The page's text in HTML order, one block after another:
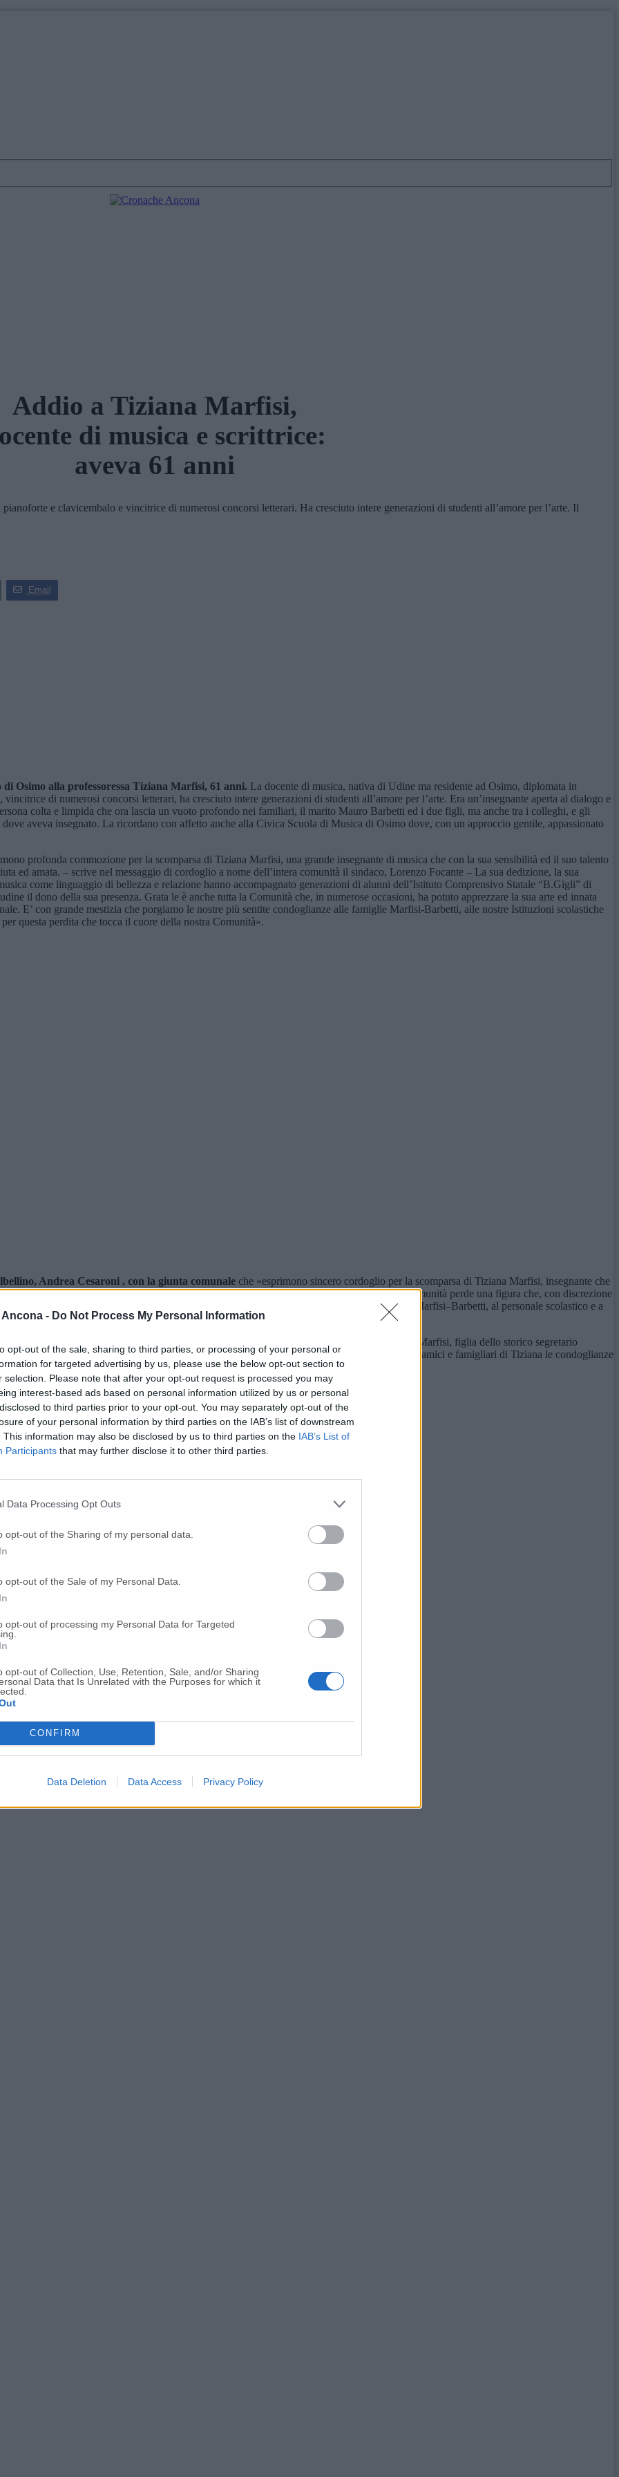
- Do Not Process My Personal Information
opt-out of the sale, sharing to third parties, or processing of your personal or
for targeted advertising by us, please use the below opt-out section to
selection. Please note that after your opt-out request is processed you may
interest-based ads based on personal information utilized by us or personal
to third parties prior to your opt-out. You may separately opt-out of the
of your personal information by third parties on the IAB’s list of downstream
This information may also be disclosed by us to third parties on the IAB’s List of
Participants that may further disclose it to other third parties.
Data Processing Opt Outs
opt-out of the Sharing of my personal data.
opt-out of the Sale of my Personal Data.
opt-out of processing my Personal Data for Targeted
opt-out of Collection, Use, Retention, Sale, and/or Sharing
Data that Is Unrelated with the Purposes for which it
CONFIRM
Data Deletion Data Access Privacy Policy
Addio a Tiziana Marfisi,
di musica e scrittrice:
aveva 61 anni
e clavicembalo e vincitrice di numerosi concorsi letterari. Ha cresciuto intere generazioni di studenti all’amore per l’arte. Il
Email
di Osimo alla professoressa Tiziana Marfisi, 61 anni. La docente di musica, nativa di Udine ma residente ad Osimo, diplomata in
di numerosi concorsi letterari, ha cresciuto intere generazioni di studenti all’amore per l’arte. Era un’insegnante aperta al dialogo e
colta e limpida che ora lascia un vuoto profondo nei familiari, il marito Mauro Barbetti ed i due figli, ma anche tra i colleghi, e gli
aveva insegnato. La ricordano con affetto anche alla Civica Scuola di Musica di Osimo dove, con un approccio gentile, appassionato
profonda commozione per la scomparsa di Tiziana Marfisi, una grande insegnante di musica che con la sua sensibilità ed il suo talento
ed amata. – scrive nel messaggio di cordoglio a nome dell’intera comunità il sindaco, Lorenzo Focante – La sua dedizione, la sua
come linguaggio di bellezza e relazione hanno accompagnato generazioni di alunni dell’Istituto Comprensivo Statale “B.Gigli” di
il dono della sua presenza. Grata le è anche tutta la Comunità che, in numerose occasioni, ha potuto apprezzare la sua arte ed innata
E’ con grande mestizia che porgiamo le nostre più sentite condoglianze alle famiglie Marfisi-Barbetti, alle nostre Istituzioni scolastiche
questa perdita che tocca il cuore della nostra Comunità».
Andrea Cesaroni , con la giunta comunale che «esprimono sincero cordoglio per la scomparsa di Tiziana Marfisi, insegnante che
un segno profondo in generazioni di studenti del nostro Istituto Comprensivo. Tutta la comunità perde una figura che, con discrezione
culturale dei più giovani, lasciando un’eredità fatta di passione, cura e bellezza. Alla famiglia Marfisi–Barbetti, al personale scolastico e a
unendoci al dolore per questa perdita così significativa per la nostra Comunità».
Marfisi: «Ci stringiamo al dolore della famiglia Marfisi per la morte della professoressa Tiziana Marfisi, figlia dello storico segretario
generosa, talentuosa e appassionata del proprio lavoro di insegnante di musica. Esprimo ad amici e famigliari di Tiziana le condoglianze
Effettua l'accessooppureregistrati